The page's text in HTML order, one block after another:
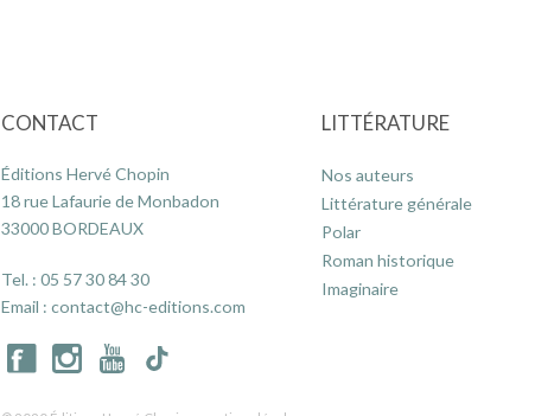
CONTACT
Éditions Hervé Chopin
18 rue Lafaurie de Monbadon
33000 BORDEAUX
Tel. : 05 57 30 84 30
Email : contact@hc-editions.com
LITTÉRATURE
Nos auteurs
Littérature générale
Polar
Roman historique
Imaginaire